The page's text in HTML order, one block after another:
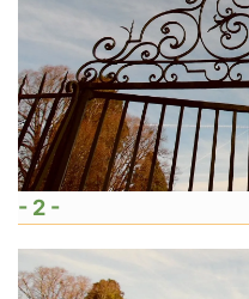
- 2 -